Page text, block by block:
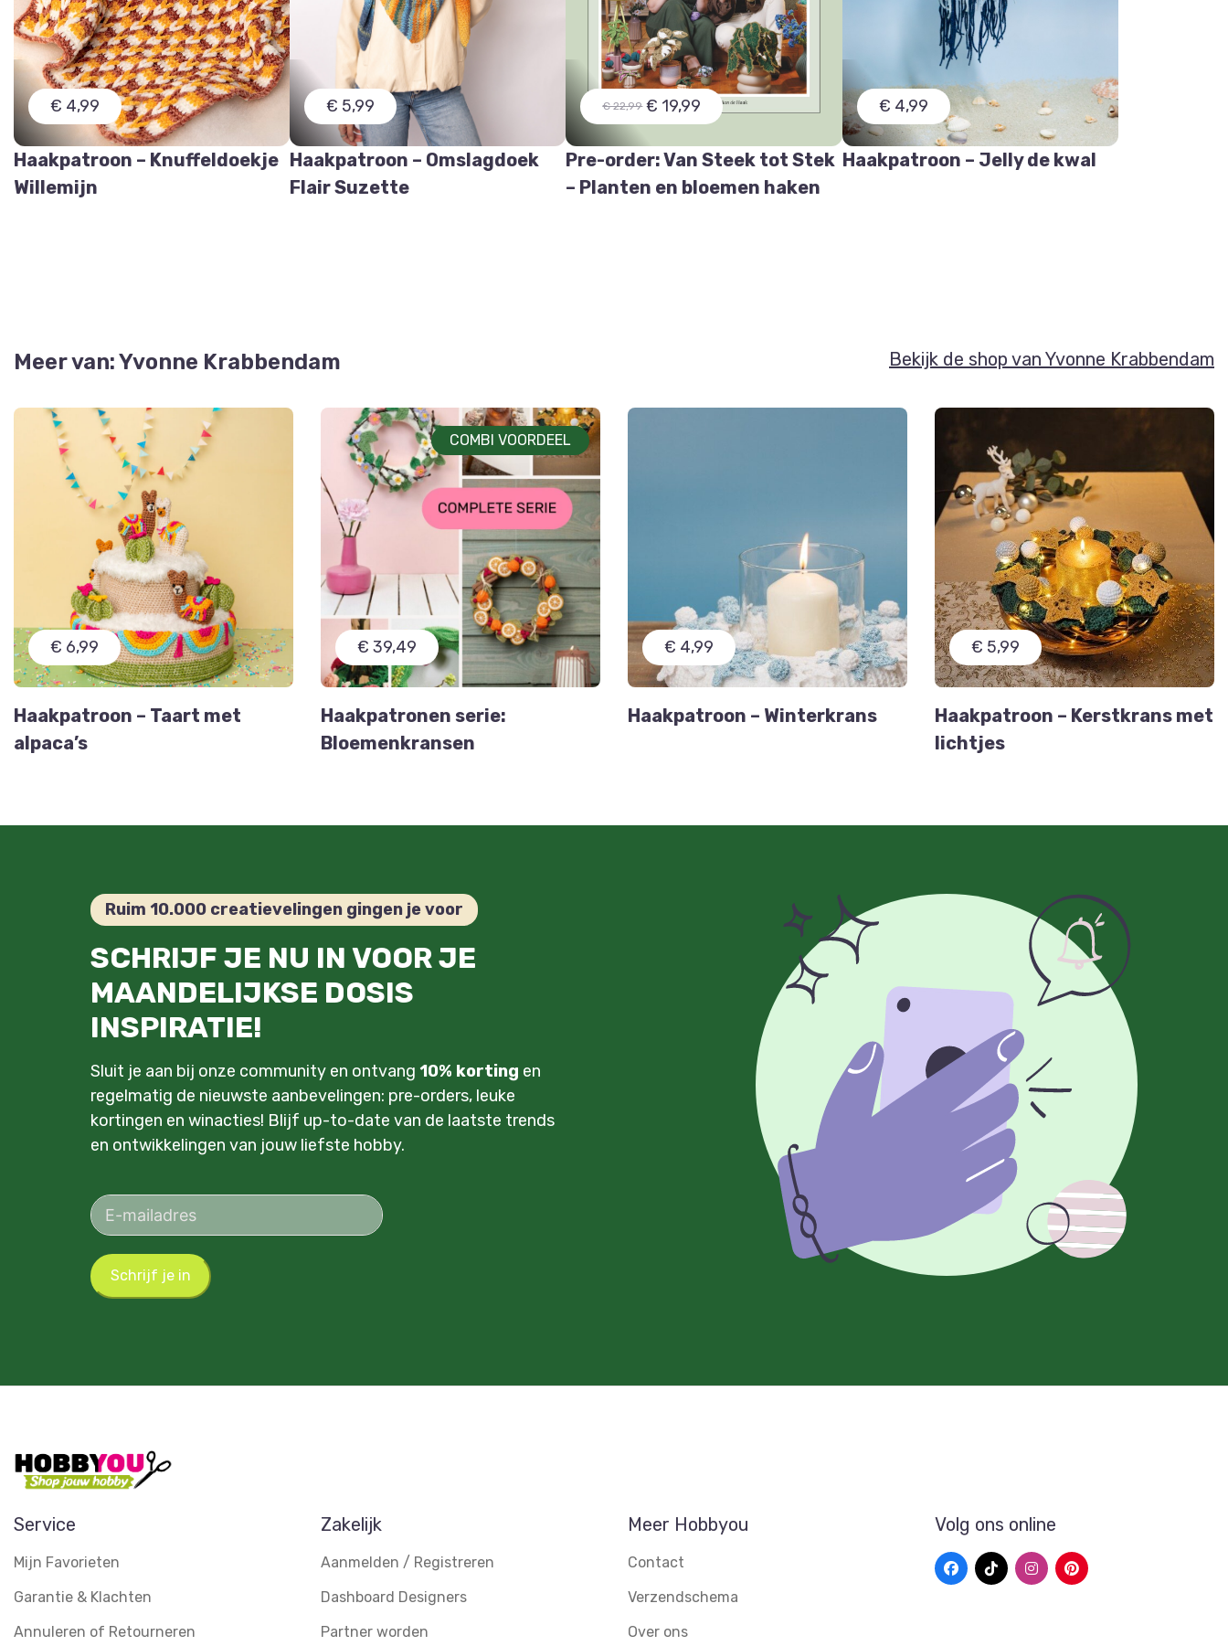
€ 4,99
Haakpatroon – Knuffeldoekje
Willemijn
€ 5,99
Haakpatroon – Omslagdoek
Flair Suzette
€ 22,99 € 19,99
Pre-order: Van Steek tot Stek
– Planten en bloemen haken
€ 4,99
Haakpatroon – Jelly de kwal
Meer van: Yvonne Krabbendam Bekijk de shop van Yvonne Krabbendam
€ 6,99
Haakpatroon – Taart met
alpaca’s
COMBI VOORDEEL
€ 39,49
Haakpatronen serie:
Bloemenkransen
€ 4,99
Haakpatroon – Winterkrans
€ 5,99
Haakpatroon – Kerstkrans met
lichtjes
Ruim 10.000 creatievelingen gingen je voor
SCHRIJF JE NU IN VOOR JE
MAANDELIJKSE DOSIS
INSPIRATIE!
Sluit je aan bij onze community en ontvang 10% korting en
regelmatig de nieuwste aanbevelingen: pre-orders, leuke
kortingen en winacties! Blijf up-to-date van de laatste trends
en ontwikkelingen van jouw liefste hobby.
Schrijf je in
Service
Mijn Favorieten
Garantie & Klachten
Annuleren of Retourneren
Zakelijk
Aanmelden / Registreren
Dashboard Designers
Partner worden
Meer Hobbyou
Contact
Verzendschema
Over ons
Volg ons online